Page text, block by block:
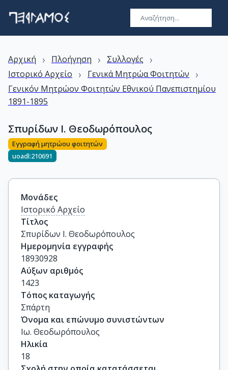
Αρχική › Πλοήγηση › Συλλογές ›
Ιστορικό Αρχείο › Γενικά Μητρώα Φοιτητών ›
Γενικόν Μητρώον Φοιτητών Εθνικού Πανεπιστημίου
1891-1895
Σπυρίδων Ι. Θεοδωρόπουλος
Εγγραφή μητρώου φοιτητών
uoadl:210691
Μονάδες
Ιστορικό Αρχείο
Τίτλος
Σπυρίδων Ι. Θεοδωρόπουλος
Ημερομηνία εγγραφής
18930928
Αύξων αριθμός
1423
Τόπος καταγωγής
Σπάρτη
Όνομα και επώνυμο συνιστώντων
Ιω. Θεοδωρόπουλος
Ηλικία
18